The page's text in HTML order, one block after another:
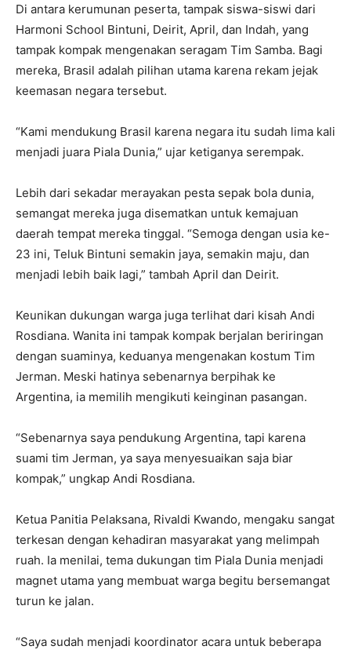
Di antara kerumunan peserta, tampak siswa-siswi dari
Harmoni School Bintuni, Deirit, April, dan Indah, yang
tampak kompak mengenakan seragam Tim Samba. Bagi
mereka, Brasil adalah pilihan utama karena rekam jejak
keemasan negara tersebut.
“Kami mendukung Brasil karena negara itu sudah lima kali
menjadi juara Piala Dunia,” ujar ketiganya serempak.
Lebih dari sekadar merayakan pesta sepak bola dunia,
semangat mereka juga disematkan untuk kemajuan
daerah tempat mereka tinggal. “Semoga dengan usia ke-
23 ini, Teluk Bintuni semakin jaya, semakin maju, dan
menjadi lebih baik lagi,” tambah April dan Deirit.
Keunikan dukungan warga juga terlihat dari kisah Andi
Rosdiana. Wanita ini tampak kompak berjalan beriringan
dengan suaminya, keduanya mengenakan kostum Tim
Jerman. Meski hatinya sebenarnya berpihak ke
Argentina, ia memilih mengikuti keinginan pasangan.
“Sebenarnya saya pendukung Argentina, tapi karena
suami tim Jerman, ya saya menyesuaikan saja biar
kompak,” ungkap Andi Rosdiana.
Ketua Panitia Pelaksana, Rivaldi Kwando, mengaku sangat
terkesan dengan kehadiran masyarakat yang melimpah
ruah. Ia menilai, tema dukungan tim Piala Dunia menjadi
magnet utama yang membuat warga begitu bersemangat
turun ke jalan.
“Saya sudah menjadi koordinator acara untuk beberapa